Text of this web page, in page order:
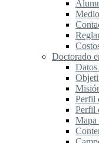
Doctorado
Datos
Perfil
Perfil
Mapa